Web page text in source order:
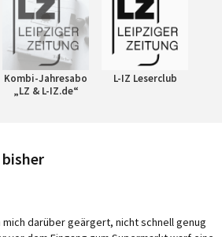
Kombi-Jahresabo
„LZ & L-IZ.de“
L-IZ Leserclub
mich darüber geärgert, nicht schnell genug